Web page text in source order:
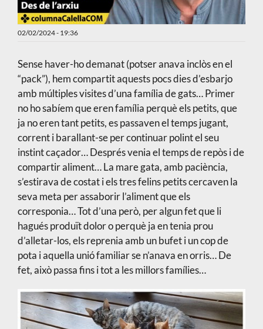
02/02/2024 - 19:36
Sense haver-ho demanat (potser anava inclòs en el
“pack”), hem compartit aquests pocs dies d’esbarjo
amb múltiples visites d’una família de gats… Primer
no ho sabíem que eren família perquè els petits, que
ja no eren tant petits, es passaven el temps jugant,
corrent i barallant-se per continuar polint el seu
instint caçador… Després venia el temps de repòs i de
compartir aliment… La mare gata, amb paciència,
s’estirava de costat i els tres felins petits cercaven la
seva meta per assaborir l’aliment que els
corresponia… Tot d’una però, per algun fet que li
hagués produït dolor o perquè ja en tenia prou
d’alletar-los, els reprenia amb un bufet i un cop de
pota i aquella unió familiar se n’anava en orris… De
fet, això passa fins i tot a les millors famílies…